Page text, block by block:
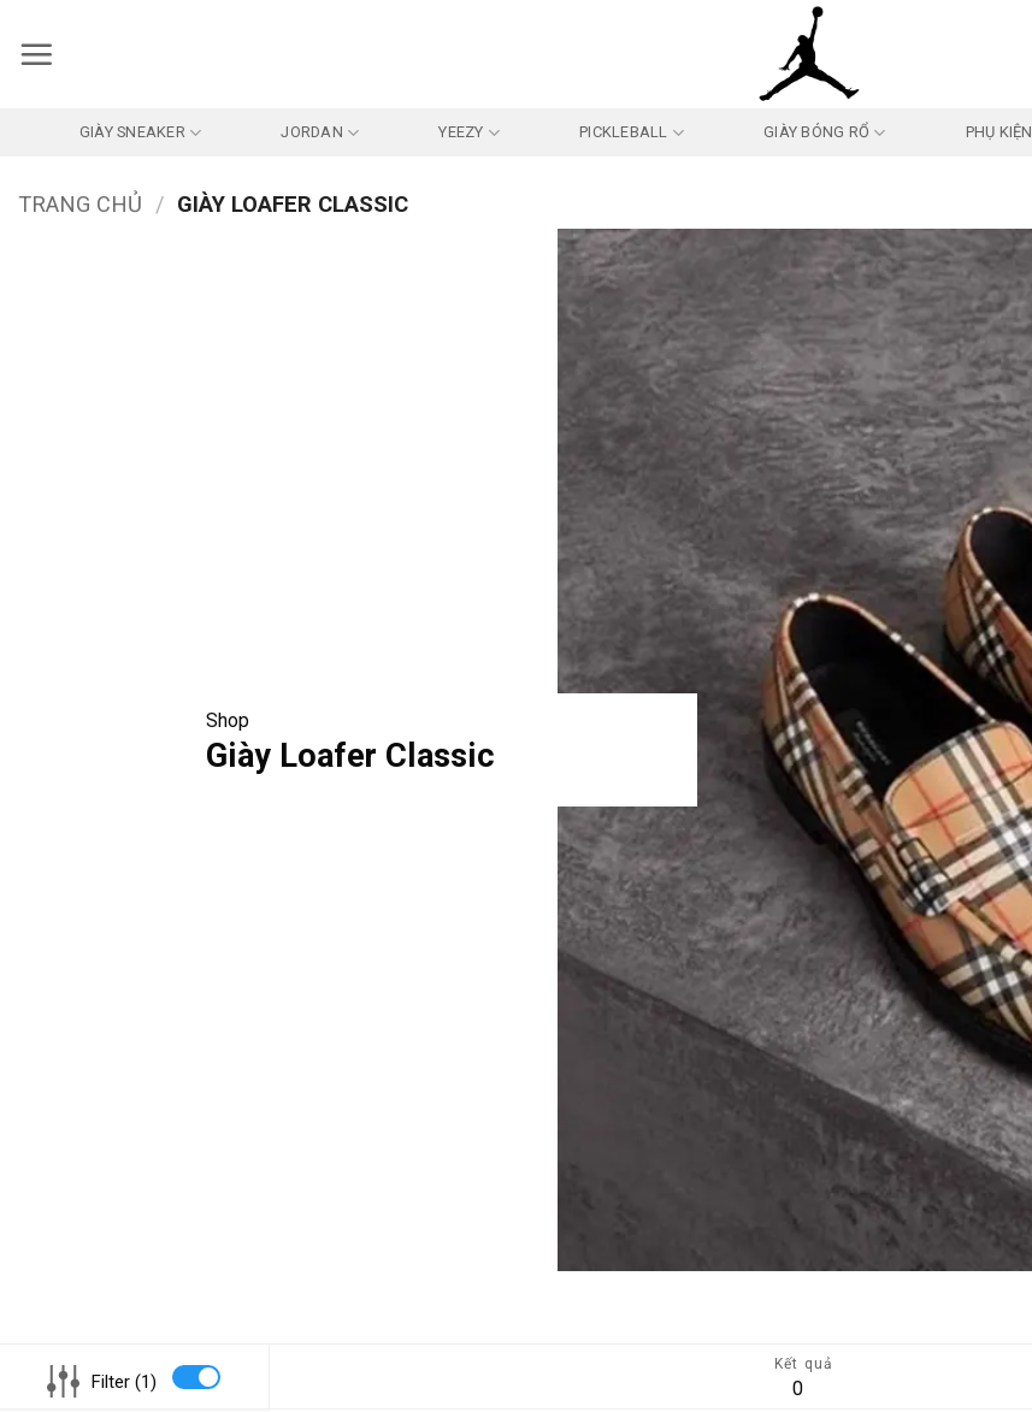
qua
GIÀY SNEAKER JORDAN YEEZY PICKLEBALL GIÀY BÓNG RỔ PHỤ KIỆN
TRANG CHỦ / GIÀY LOAFER CLASSIC
Shop
Giày Loafer Classic
Filter (1)
Kết quả
0